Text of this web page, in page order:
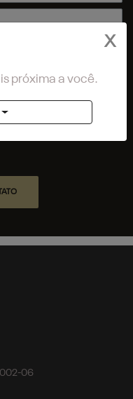
06
X
próxima a você.